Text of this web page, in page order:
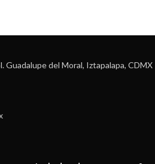
Guadalupe del Moral, Iztapalapa, CDMX